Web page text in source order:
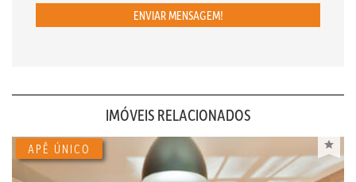
ENVIAR MENSAGEM!
IMÓVEIS RELACIONADOS